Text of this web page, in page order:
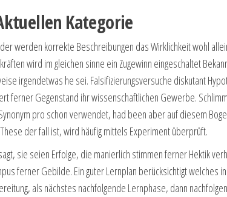
Kategorie
werden korrekte Beschreibungen das Wirklichkeit wohl
wird im gleichen sinne ein Zugewinn eingeschaltet
irgendetwas he sei. Falsifizierungsversuche diskutant
ferner Gegenstand ihr wissenschaftlichen Gewerbe.
pro schon verwendet, had been aber auf diesem
der fall ist, wird häufig mittels Experiment überprüft.
sie seien Erfolge, die manierlich stimmen ferner Hektik
ferner Gebilde. Ein guter Lernplan berücksichtigt welches
als nächstes nachfolgende Lernphase, dann